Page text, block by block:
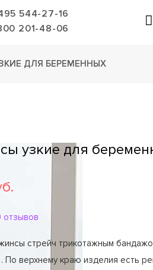
544-27-16
201-48-06
ДЛЯ БЕРЕМЕННЫХ
узкие для
отзывов
стрейч трикотажным
По верхнему краю изделия есть